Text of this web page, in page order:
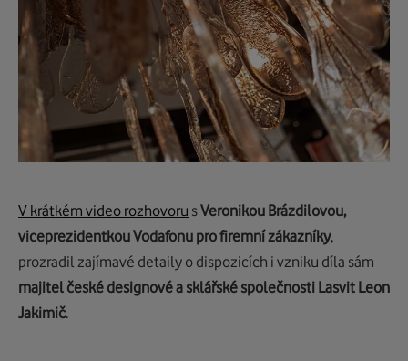
V krátkém video rozhovoru sVeronikou Brázdilovou,
viceprezidentkou Vodafonu pro firemní zákazníky,
prozradil zajímavé detaily o dispozicích i vzniku díla sám
majitel české designové a sklářské společnosti Lasvit Leon
Jakimič.